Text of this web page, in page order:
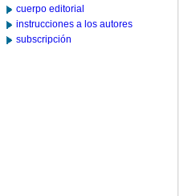
cuerpo editorial
instrucciones a los autores
subscripción